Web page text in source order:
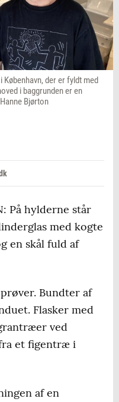
der er fyldt med
i baggrunden er en
Bjørton
På hylderne står
med kogte
en skål fuld af
Bundter af
Flasker med
ved
et figentræ i
af en